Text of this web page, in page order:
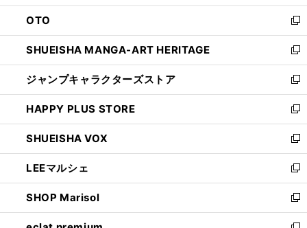
ウ
で
開
く
ン
ド
ウ
で
開
く
OTO
新
し
い
ウ
ィ
ン
ド
ウ
で
開
く
SHUEISHA MANGA-ART HERITAGE
新
し
い
ウ
ィ
ン
ド
ウ
で
開
く
ジャンプキャラクターズストア
新
し
い
ウ
ィ
ン
ド
ウ
で
開
HAPPY PLUS STORE
新
し
い
ウ
ィ
ン
ド
ウ
SHUEISHA VOX
新
し
い
ウ
ィ
ン
LEEマルシェ
新
し
い
ウ
SHOP Marisol
新
し